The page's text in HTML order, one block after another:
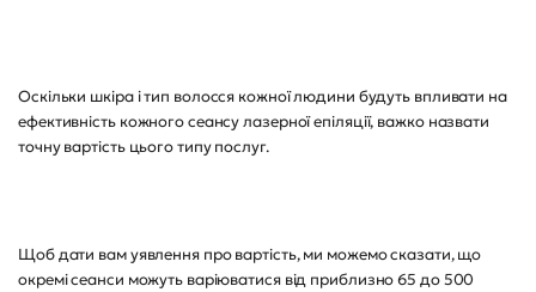
Оскільки шкіра і тип волосся кожної людини будуть впливати на
ефективність кожного сеансу лазерної епіляції, важко назвати
точну вартість цього типу послуг.
Щоб дати вам уявлення про вартість, ми можемо сказати, що
окремі сеанси можуть варіюватися від приблизно 65 до 500